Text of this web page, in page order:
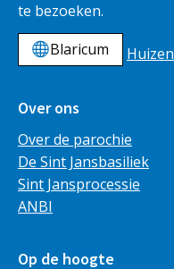
te bezoeken.
Blaricum
Huizen
Over ons
Over de parochie
De Sint Jansbasiliek
Sint Jansprocessie
ANBI
Op de hoogte